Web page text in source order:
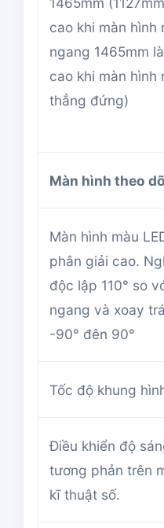
cao khi màn hình
ngang 1465mm
cao khi màn hình
thẳng đứng)
Màn hình theo
Màn hình màu
phân giải cao.
độc lập 110° so
ngang và xoay
-90° đên 90°
Tốc độ khung
Điều khiển độ
tương phản trên
kĩ thuật số.